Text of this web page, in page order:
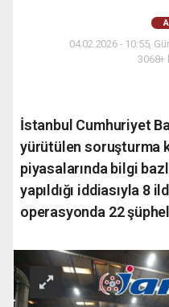
04.02.2026 - 10:55,
3068+
İstanbul Cumhuriyet
yürütülen soruşturma
piyasalarında bilgi
yapıldığı iddiasıyla 8
operasyonda 22